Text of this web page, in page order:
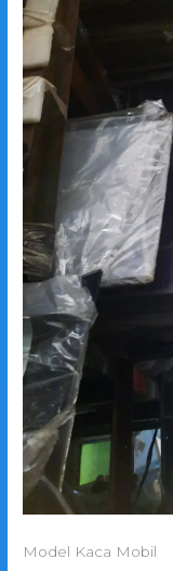
Model Kaca Mobil